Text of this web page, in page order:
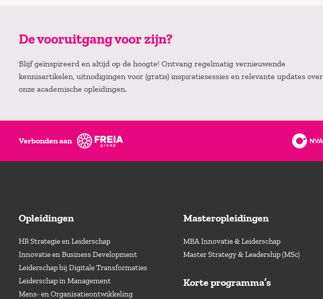
De vooruitgang voor zijn?
Blijf geïnspireerd en altijd op de hoogte! Ontvang regelmatig vernieuwende
kennisartikelen, uitnodigingen voor (gratis) inspiratiesessies en relevante updates over
onze academische opleidingen.
Verbonden aan
Opleidingen
HR Strategie en Leiderschap
Innovatie en Business Development
Leiderschap bij Digitale Transformaties
Leiderschap in Management
Mens- en Organisatieontwikkeling
Masteropleidingen
MBA Innovatie & Leiderschap
Master Strategy & Leadership (MSc)
Korte programma’s